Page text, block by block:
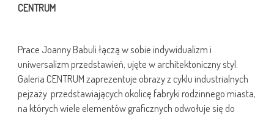
CENTRUM
Prace Joanny Babuli łączą w sobie indywidualizm i
uniwersalizm przedstawień, ujęte w architektoniczny styl.
Galeria CENTRUM zaprezentuje obrazy z cyklu industrialnych
pejzaży przedstawiających okolicę fabryki rodzinnego miasta,
na których wiele elementów graficznych odwołuje się do